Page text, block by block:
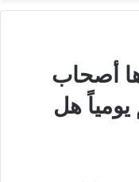
أصحاب
يومياً هل